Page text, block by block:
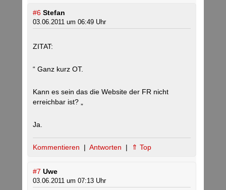
#6 Stefan
03.06.2011 um 06:49 Uhr
ZITAT:
“ Ganz kurz OT.
Kann es sein das die Website der FR nicht
erreichbar ist? „
Ja.
Kommentieren | Antworten | ⇑ Top
#7 Uwe
03.06.2011 um 07:13 Uhr